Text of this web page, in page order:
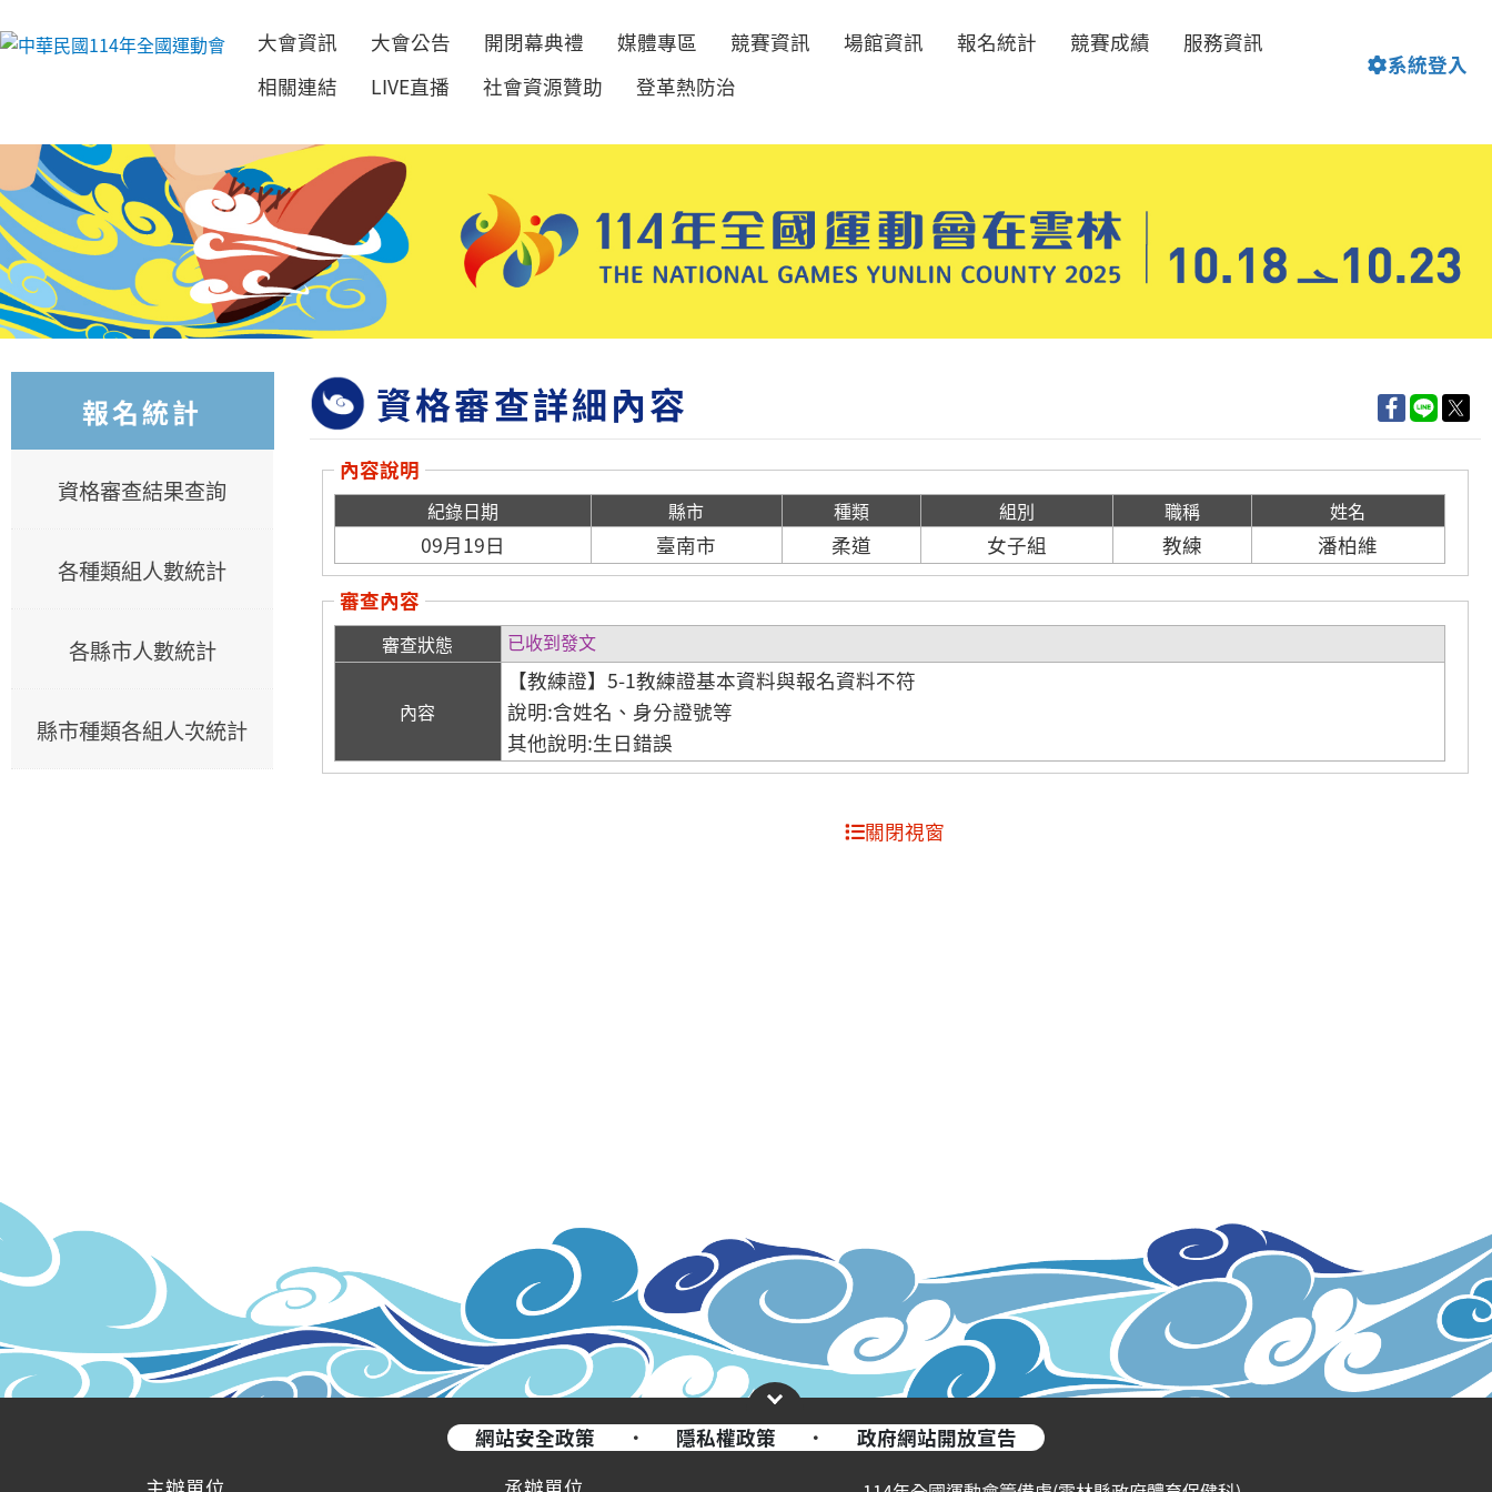
跳到主要內容
大會資訊 大會公告 開閉幕典禮 媒體專區 競賽資訊 場館資訊 報名統計 競賽成績
服務資訊
相關連結
LIVE直播 社會資源贊助 登革熱防治
系統登入
報名統計
資格審查結果查詢
各種類組人數統計
各縣市人數統計
縣市種類各組人次統計
資格審查詳細內容
內容說明
紀錄日期 縣市 種類 組別 職稱 姓名
09月19日 臺南市 柔道 女子組 教練
潘柏維
審查內容
審查狀態 已收到發文
內容
【教練證】5-1教練證基本資料與報名資料不符
說明:含姓名、身分證號等
其他說明:生日錯誤
關閉視窗
網站安全政策 · 隱私權政策 ·
政府網站開放宣告